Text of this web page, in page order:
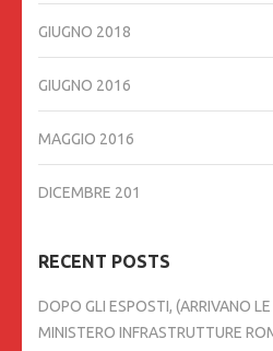
GIUGNO 2018
GIUGNO 2016
MAGGIO 2016
DICEMBRE 201
RECENT POSTS
DOPO GLI ESPOSTI, (ARRIVANO
MINISTERO INFRASTRUTTURE